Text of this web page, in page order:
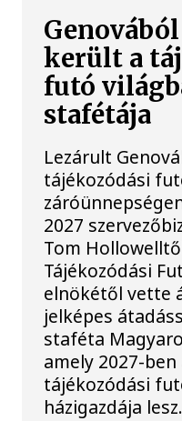
került a
futó
stafétája
Lezárult
tájékozódási
2027
Tom
Tájékozódási
elnökétől vette
jelképes
staféta
amely 2027-
tájékozódási
házigazdája lesz.